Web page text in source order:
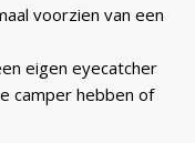
voorzien van een
eigen eyecatcher
camper hebben of